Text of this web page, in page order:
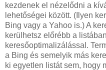
kezdenek el nézelődni a
lehetőségei között. (Ilyen
Bing vagy a Yahoo is.) A
kerülhetsz előrébb a
keresőoptimalizálással.
a Bing és semelyik más
ki egyetlen listát sem, hogy